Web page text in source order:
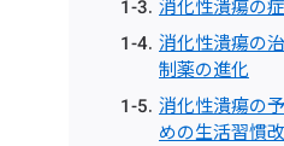
消化性潰瘍の
消化性潰瘍の
制薬の進化
消化性潰瘍の
めの生活習慣